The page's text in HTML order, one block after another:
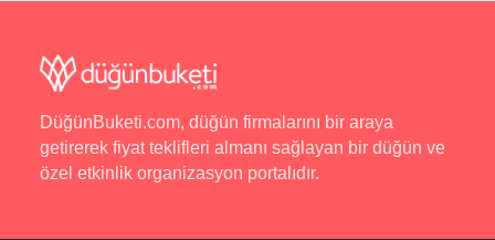
DüğünBuketi.com, düğün firmalarını bir araya
getirerek fiyat teklifleri almanı sağlayan bir düğün ve
özel etkinlik organizasyon portalıdır.